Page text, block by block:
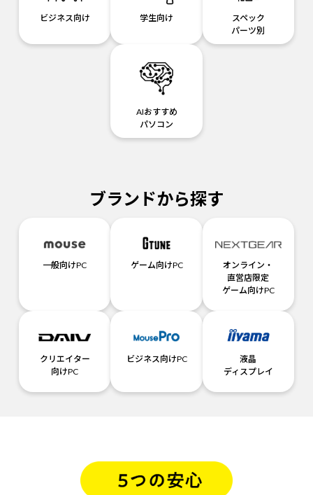
ビジネス向け 学生向け
スペック
パーツ別
AIおすすめ
パソコン
ブランドから探す
一般向けPC ゲーム向けPC
オンライン・
直営店限定
ゲーム向けPC
クリエイター
向けPC
ビジネス向けPC
液晶
ディスプレイ